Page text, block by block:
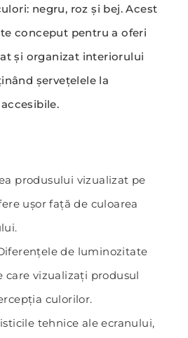
negru, roz și bej. Acest
conceput pentru a oferi
și organizat interiorului
șervețelele la
produsului vizualizat pe
ușor față de culoarea
de luminozitate
care vizualizați produsul
culorilor.
tehnice ale ecranului,